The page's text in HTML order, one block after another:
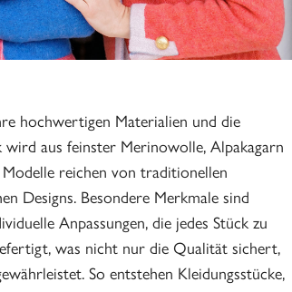
hochwertigen Materialien und die
wird aus feinster Merinowolle, Alpakagarn
reichen von traditionellen
Designs. Besondere Merkmale sind
Anpassungen, die jedes Stück zu
was nicht nur die Qualität sichert,
So entstehen Kleidungsstücke,